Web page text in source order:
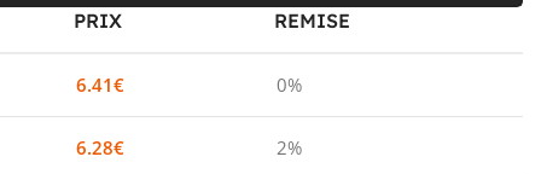
PRIX REMISE
6.41€ 0%
6.28€ 2%